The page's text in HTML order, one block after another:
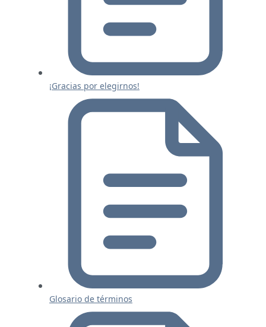
¡Gracias por elegirnos!
Glosario de términos